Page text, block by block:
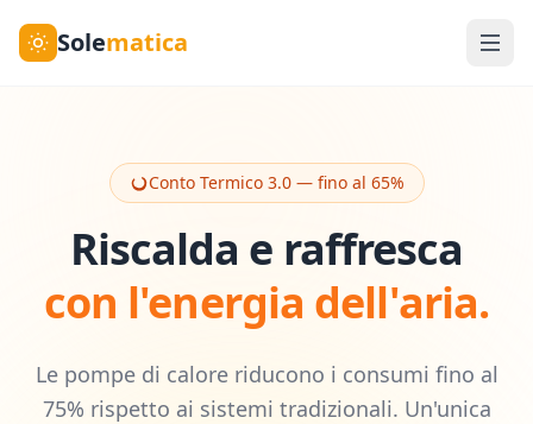
Solematica
Conto Termico 3.0 — fino al 65%
Riscalda e raffresca
con l'energia dell'aria.
Le pompe di calore riducono i consumi fino al
75% rispetto ai sistemi tradizionali. Un'unica